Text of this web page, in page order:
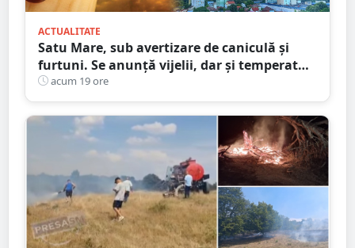
ACTUALITATE
Satu Mare, sub avertizare de caniculă și
furtuni. Se anunță vijelii, dar și temperaturi
ridicate. Avertizarea ANM
acum 19 ore